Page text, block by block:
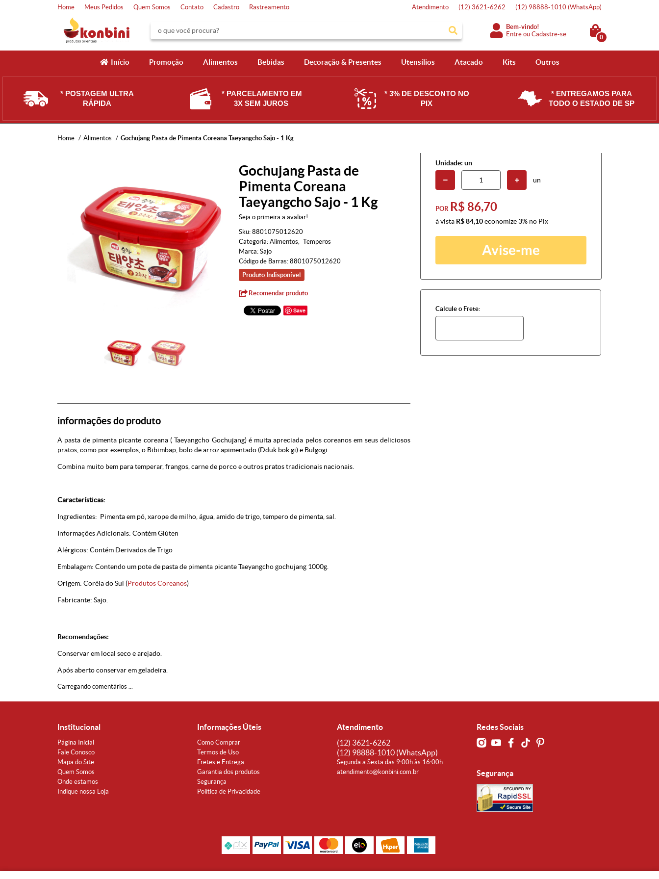
Home Meus Pedidos Quem Somos Contato Cadastro Rastreamento Atendimento (12) 3621-6262 (12) 98888-1010 (WhatsApp)
Bem-vindo!
Entre ouCadastre-se 0
Início Promoção Alimentos Bebidas Decoração & Presentes Utensílios Atacado Kits Outros
* POSTAGEM ULTRA
RÁPIDA
* PARCELAMENTO EM
3X SEM JUROS
* 3% DE DESCONTO NO
PIX
* ENTREGAMOS PARA
TODO O ESTADO DE SP
Home Alimentos Gochujang Pasta de Pimenta Coreana Taeyangcho Sajo - 1 Kg
Gochujang Pasta de
Pimenta Coreana
Taeyangcho Sajo - 1 Kg
Seja o primeira a avaliar!
Sku: 8801075012620
Categoria: Alimentos
Temperos
Marca: Sajo
Código de Barras: 8801075012620
Produto Indisponível
Recomendar produto
Save
Unidade: un
un
POR R$ 86,70
à vista R$ 84,10economize 3% no Pix
Avise-me
Calcule o Frete:
informações do produto
A pasta de pimenta picante coreana ( Taeyangcho Gochujang) é muita apreciada pelos coreanos em seus deliciosos
pratos, como por exemplos, o Bibimbap, bolo de arroz apimentado (Dduk bok gi) e Bulgogi.
Combina muito bem para temperar, frangos, carne de porco e outros pratos tradicionais nacionais.
Características:
Ingredientes: Pimenta em pó, xarope de milho, água, amido de trigo, tempero de pimenta, sal.
Informações Adicionais: Contém Glúten
Alérgicos: Contém Derivados de Trigo
Embalagem: Contendo um pote de pasta de pimenta picante Taeyangcho gochujang 1000g.
Origem: Coréia do Sul (Produtos Coreanos)
Fabricante: Sajo.
Recomendações:
Conservar em local seco e arejado.
Após aberto conservar em geladeira.
Carregando comentários ...
Institucional
Página Inicial
Fale Conosco
Mapa do Site
Quem Somos
Onde estamos
Indique nossa Loja
Informações Úteis
Como Comprar
Termos de Uso
Fretes e Entrega
Garantia dos produtos
Segurança
Política de Privacidade
Atendimento
(12) 3621-6262
(12) 98888-1010 (WhatsApp)
Segunda a Sexta das 9:00h às 16:00h
atendimento@konbini.com.br
Redes Sociais
Segurança